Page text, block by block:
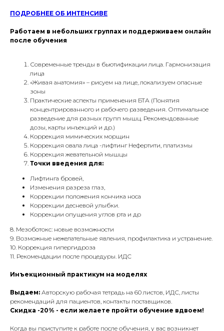
ПОДРОБНЕЕ ОБ ИНТЕНСИВЕ
Работаем в небольших группах и поддерживаем онлайн
после обучения
Современные тренды в бьютификации лица. Гармонизация
лица
«Живая анатомия» – рисуем на лице, локализуем опасные
зоны
Практические аспекты применения БТА (Понятия
концентрированного и рабочего разведения. Оптимальное
разведение для разных групп мышц. Рекомендованные
дозы, карты инъекций и др.)
Коррекция мимических морщин
Коррекция овала лица -лифтинг Нефертити, платизмы
Коррекция жевательной мышцы
Точки введения для:
Лифтинга бровей,
Изменения разреза глаз,
Коррекции положения кончика носа
Коррекции десневой улыбки.
Коррекции опущения углов рта и др
8. Мезоботокс: новые возможности
9. Возможные нежелательные явления, профилактика и устранение.
10. Коррекция гипергидроза
11. Рекомендации после процедуры. ИДС
Инъекционный практикум на моделях
Выдаем: Авторскую рабочая тетрадь на 60 листов, ИДС, листы
рекомендаций для пациентов, контакты поставщиков.
Скидка -20% - если желаете пройти обучение вдвоем!
Когда вы приступите к работе после обучения, у вас возникнет